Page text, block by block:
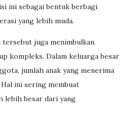
ini sebagai bentuk berbagi
yang lebih muda.
juga menimbulkan
kompleks. Dalam keluarga besar
jumlah anak yang menerima
Hal ini sering membuat
lebih besar dari yang